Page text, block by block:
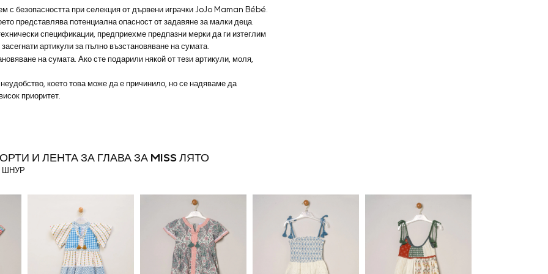
с безопасността при селекция от дървени играчки JoJo Maman Bébé.
представлява потенциална опасност от задавяне за малки деца.
спецификации, предприехме предпазни мерки да ги изтеглим
артикули за пълно възстановяване на сумата.
на сумата. Ако сте подарили някой от тези артикули, моля,
което това може да е причинило, но се надяваме да
приоритет.
И ЛЕНТА ЗА ГЛАВА ЗА MISS ЛЯТО
ШНУР